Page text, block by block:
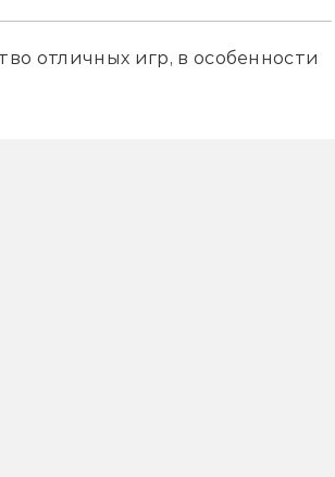
отличных игр, в особенности